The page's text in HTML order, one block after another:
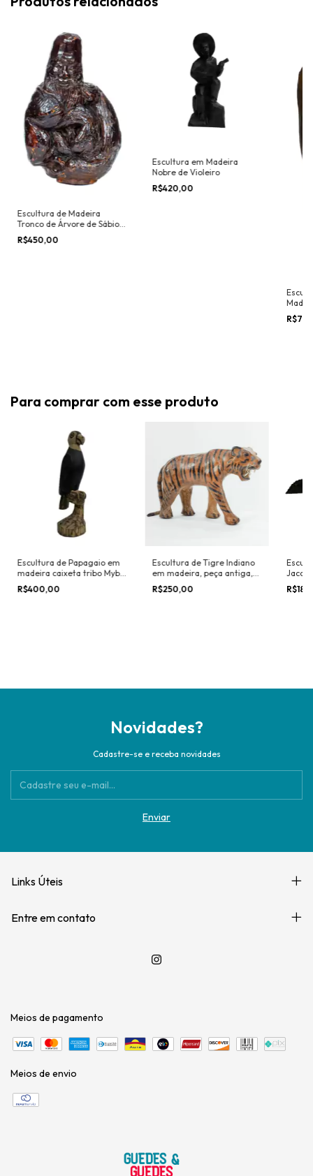
Escultura de Madeira
Tronco de Árvore de Sábio
Chinês
R$450,00
Escultura em Madeira
Nobre de Violeiro
R$420,00
Para comprar com esse produto
Escultura de Papagaio em
madeira caixeta tribo Mybia
Guarani de Guaraqueçaba
R$400,00
Escultura de Tigre Indiano
em madeira, peça antiga,
dos anos 70
R$250,00
Jacare
Novidades?
Cadastre-se e receba novidades
Links Úteis
Entre em contato
Meios de pagamento
Meios de envio